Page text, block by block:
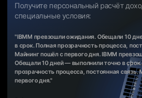
Получите персональный расчёт
специальные условия:
"IBMM превзошли ожидания. Обещали 10
в срок. Полная прозрачность процесса,
Майнинг пошёл с первого дня. IBMM
Обещали 10 дней — выполнили точно в
прозрачность процесса, постоянная связь.
первого дня."